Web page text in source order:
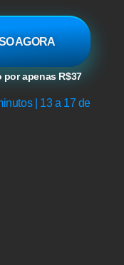
AGORA
apenas R$37
| 13 a 17 de